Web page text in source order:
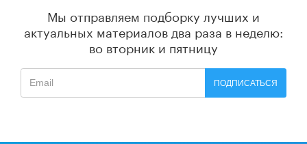
Мы отправляем подборку лучших и
актуальных материалов два раза в неделю:
во вторник и пятницу
ПОДПИСАТЬСЯ